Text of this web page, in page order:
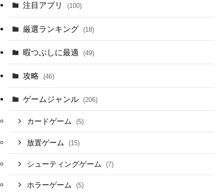
注目アプリ (100)
厳選ランキング (18)
暇つぶしに最適 (49)
攻略 (46)
ゲームジャンル (206)
カードゲーム (5)
放置ゲーム (15)
シューティングゲーム (7)
ホラーゲーム (5)